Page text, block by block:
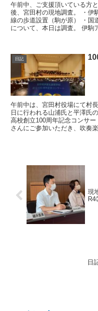
午前中、ご支援頂いている方
後、宮田村の現地調査。 ・伊
線の歩道設置（駒が原） ・国
について、本日は調査。 伊駒
日記
午前中は、宮田村役場にて村
日に行われる山浦氏と平澤氏
高校創立100周年記念コンサ
さんにご参加いただき、吹奏
現
日